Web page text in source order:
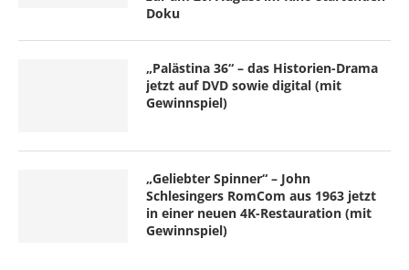
Doku
„Palästina 36“ – das Historien-Drama
jetzt auf DVD sowie digital (mit
Gewinnspiel)
„Geliebter Spinner“ – John
Schlesingers RomCom aus 1963 jetzt
in einer neuen 4K-Restauration (mit
Gewinnspiel)